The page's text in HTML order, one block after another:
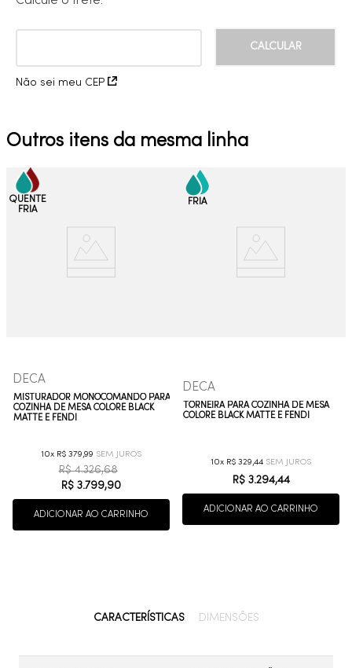
Não sei meu CEP
Outros itens da mesma linha
DECA
MISTURADOR MONOCOMANDO PARA
COZINHA DE MESA COLORE BLACK
MATTE E FENDI
10 R$ 379,99
R$ 4.326,68
R$ 3.799,90
ADICIONAR AO CARRINHO
DECA
TORNEIRA PARA COZINHA DE MESA
COLORE BLACK MATTE E FENDI
10 R$ 329,44
R$ 3.294,44
ADICIONAR AO CARRINHO
CARACTERÍSTICAS DIMENSÕES